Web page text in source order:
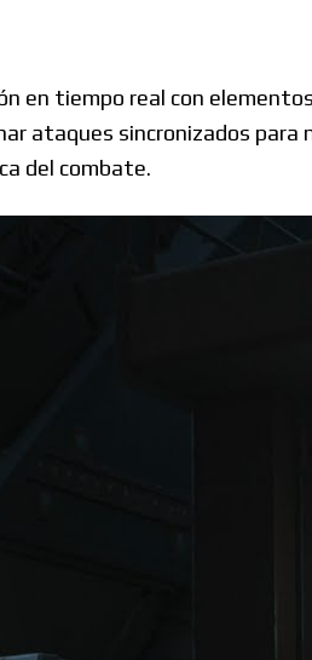
en tiempo real con
ataques sincronizados para
del combate.